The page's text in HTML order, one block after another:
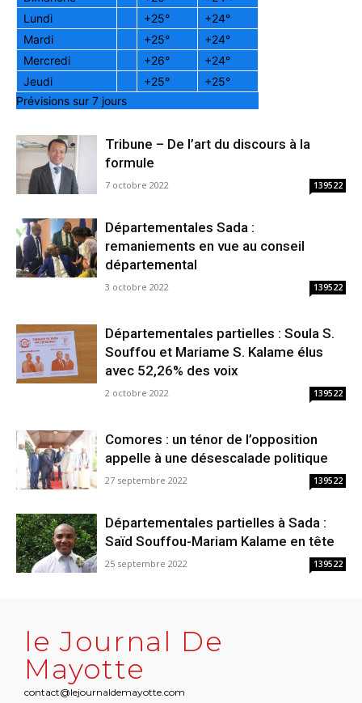
Lundi
+25° +24°
Mardi
+25° +24°
Mercredi
+26° +24°
Jeudi
+25° +25°
Prévisions sur 7 jours
Tribune – De l’art du discours à la
formule
7 octobre 2022 139522
Départementales Sada :
remaniements en vue au conseil
départemental
3 octobre 2022 139522
Départementales partielles : Soula S.
Souffou et Mariame S. Kalame élus
avec 52,26% des voix
2 octobre 2022 139522
Comores : un ténor de l’opposition
appelle à une désescalade politique
27 septembre 2022 139522
Départementales partielles à Sada :
Saïd Souffou-Mariam Kalame en tête
25 septembre 2022 139522
le Journal De
Mayotte
contact@lejournaldemayotte.com